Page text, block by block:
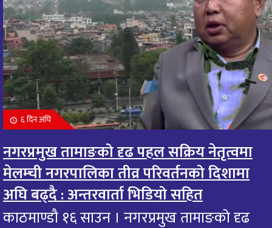
६ दिन अघि
नगरप्रमुख तामाङको दृढ पहल सक्रिय नेतृत्वमा
मेलम्ची नगरपालिका तीव्र परिवर्तनको दिशामा
अघि बढ्दै : अन्तरवार्ता भिडियो सहित
काठमाण्डौ १६ साउन । नगरप्रमुख तामाङको दृढ